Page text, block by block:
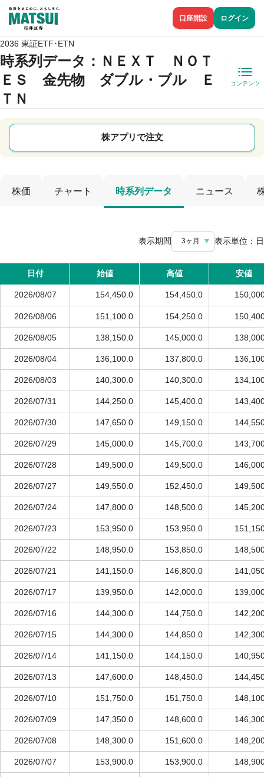
口座開設 ログイン
2036 東証ETF･ETN
時系列データ ：ＮＥＸＴ ＮＯＴ
ＥＳ 金先物 ダブル・ブル Ｅ
ＴＮ
コンテンツ
株アプリで注文
株価 チャート 時系列データ ニュース
表示期間 3ヶ月 表示単位： 日
日付 始値 高値 安値
2026/08/07 154,450.0 154,450.0
2026/08/06 151,100.0 154,250.0
2026/08/05 138,150.0 145,000.0
2026/08/04 136,100.0 137,800.0
2026/08/03 140,300.0 140,300.0
2026/07/31 144,250.0 145,400.0
2026/07/30 147,650.0 149,150.0
2026/07/29 145,000.0 145,700.0
2026/07/28 149,500.0 149,500.0
2026/07/27 149,550.0 152,450.0
2026/07/24 147,800.0 148,500.0
2026/07/23 153,950.0 153,950.0
2026/07/22 148,950.0 153,850.0
2026/07/21 141,150.0 146,800.0
2026/07/17 139,950.0 142,000.0
2026/07/16 144,300.0 144,750.0
2026/07/15 144,300.0 144,850.0
2026/07/14 141,150.0 144,150.0
2026/07/13 147,600.0 148,450.0
2026/07/10 151,750.0 151,750.0
2026/07/09 147,350.0 148,600.0
2026/07/08 148,300.0 151,600.0
2026/07/07 153,900.0 153,900.0